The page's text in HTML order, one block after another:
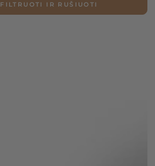
FILTRUOTI IR RUŠIUOTI